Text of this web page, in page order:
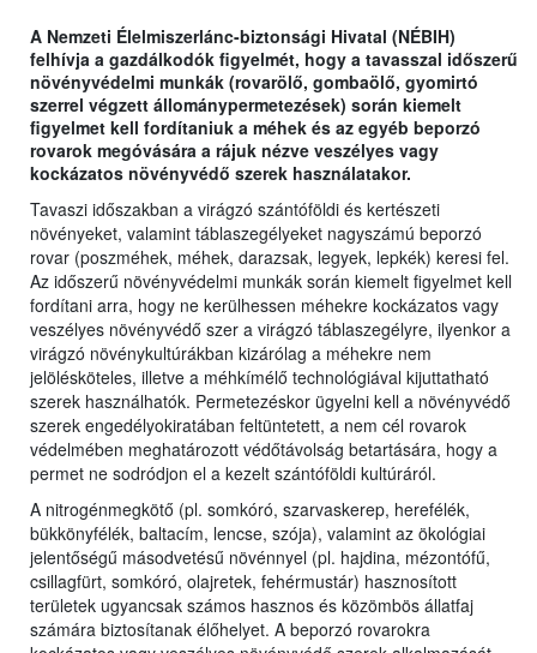
A Nemzeti Élelmiszerlánc-biztonsági Hivatal (NÉBIH)
felhívja a gazdálkodók figyelmét, hogy a tavasszal időszerű
növényvédelmi munkák (rovarölő, gombaölő, gyomirtó
szerrel végzett állománypermetezések) során kiemelt
figyelmet kell fordítaniuk a méhek és az egyéb beporzó
rovarok megóvására a rájuk nézve veszélyes vagy
kockázatos növényvédő szerek használatakor.
Tavaszi időszakban a virágzó szántóföldi és kertészeti
növényeket, valamint táblaszegélyeket nagyszámú beporzó
rovar (poszméhek, méhek, darazsak, legyek, lepkék) keresi fel.
Az időszerű növényvédelmi munkák során kiemelt figyelmet kell
fordítani arra, hogy ne kerülhessen méhekre kockázatos vagy
veszélyes növényvédő szer a virágzó táblaszegélyre, ilyenkor a
virágzó növénykultúrákban kizárólag a méhekre nem
jelölésköteles, illetve a méhkímélő technológiával kijuttatható
szerek használhatók. Permetezéskor ügyelni kell a növényvédő
szerek engedélyokiratában feltüntetett, a nem cél rovarok
védelmében meghatározott védőtávolság betartására, hogy a
permet ne sodródjon el a kezelt szántóföldi kultúráról.
A nitrogénmegkötő (pl. somkóró, szarvaskerep, herefélék,
bükkönyfélék, baltacím, lencse, szója), valamint az ökológiai
jelentőségű másodvetésű növénnyel (pl. hajdina, mézontófű,
csillagfürt, somkóró, olajretek, fehérmustár) hasznosított
területek ugyancsak számos hasznos és közömbös állatfaj
számára biztosítanak élőhelyet. A beporzó rovarokra